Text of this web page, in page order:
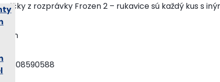
z rozprávky Frozen 2 – rukavice sú každý kus s